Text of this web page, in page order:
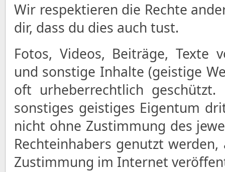
Wir respektieren die Rechte
dir, dass du dies auch tust.
Fotos, Videos, Beiträge, Texte
und sonstige Inhalte (geistige
oft urheberrechtlich geschützt.
sonstiges geistiges Eigentum
nicht ohne Zustimmung des
Rechteinhabers genutzt
Zustimmung im Internet